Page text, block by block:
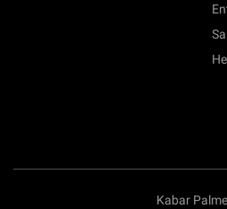
Kabar